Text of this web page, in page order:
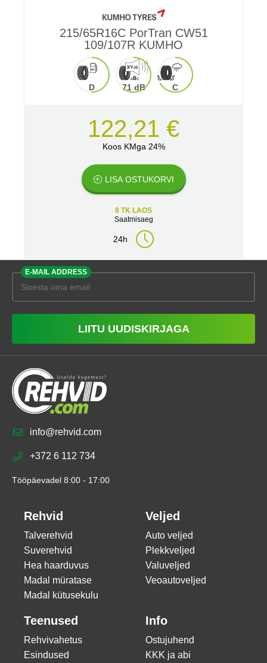
215/65R16C PorTran CW51
109/107R KUMHO
D 71 dB C
122,21 €
Koos KMga 24%
LISA OSTUKORVI
8 TK LAOS
Saatmisaeg
24h
E-MAIL ADDRESS
LIITU UUDISKIRJAGA
info@rehvid.com
+372 6 112 734
Tööpäevadel 8:00 - 17:00
Rehvid
Talverehvid
Suverehvid
Hea haarduvus
Madal müratase
Madal kütusekulu
Veljed
Auto veljed
Plekkveljed
Valuveljed
Veoautoveljed
Teenused
Rehvivahetus
Esindused
Info
Ostujuhend
KKK ja abi